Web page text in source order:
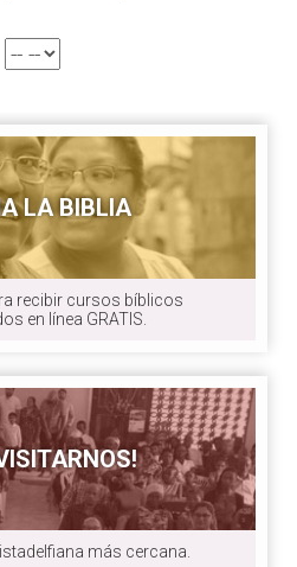
LA BIBLIA
recibir cursos bíblicos
en línea GRATIS.
más cercana.